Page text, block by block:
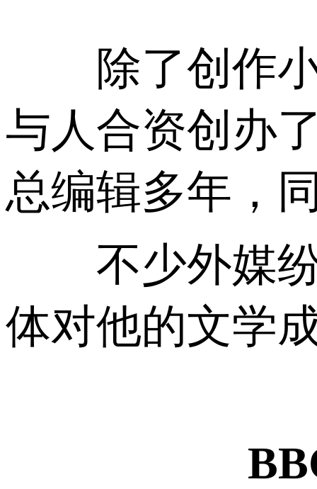
除了创作小
与人合资创办
总编辑多年，
不少外媒纷
体对他的文学